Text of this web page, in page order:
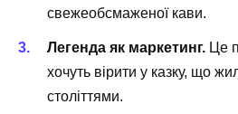
свежеобсмаженої кави.
Легенда як маркетинг. Це
хочуть вірити у казку, що
століттями.